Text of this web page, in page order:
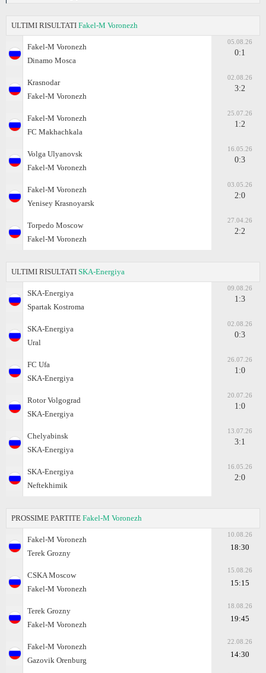
ULTIMI RISULTATI Fakel-M Voronezh
Fakel-M Voronezh
Dinamo Moscа
05.08.26
0:1
Krasnodar
Fakel-M Voronezh
02.08.26
3:2
Fakel-M Voronezh
FC Makhachkala
25.07.26
1:2
Volga Ulyanovsk
Fakel-M Voronezh
16.05.26
0:3
Fakel-M Voronezh
Yenisey Krasnoyarsk
03.05.26
2:0
Torpedo Moscow
Fakel-M Voronezh
27.04.26
2:2
ULTIMI RISULTATI SKA-Energiya
SKA-Energiya
Spartak Kostroma
09.08.26
1:3
SKA-Energiya
Ural
02.08.26
0:3
FC Ufa
SKA-Energiya
26.07.26
1:0
Rotor Volgograd
SKA-Energiya
20.07.26
1:0
Chelyabinsk
SKA-Energiya
13.07.26
3:1
SKA-Energiya
Neftekhimik
16.05.26
2:0
PROSSIME PARTITE Fakel-M Voronezh
Fakel-M Voronezh
Terek Grozny
10.08.26
18:30
CSKA Moscow
Fakel-M Voronezh
15.08.26
15:15
Terek Grozny
Fakel-M Voronezh
18.08.26
19:45
Fakel-M Voronezh
Gazovik Orenburg
22.08.26
14:30